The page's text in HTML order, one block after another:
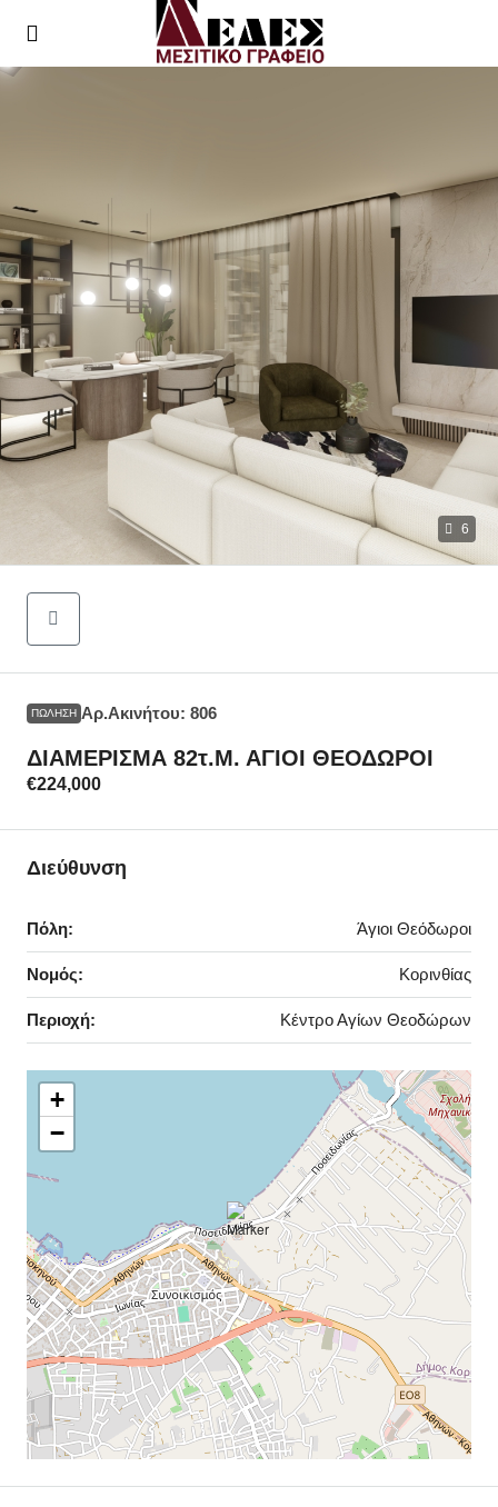
6
ΠΏΛΗΣΗ Αρ.Ακινήτου: 806
ΔΙΑΜΕΡΙΣΜΑ 82τ.μ. ΑΓΙΟΙ ΘΕΟΔΩΡΟΙ
€224,000
Διεύθυνση
Πόλη: Άγιοι Θεόδωροι
Νομός: Κορινθίας
Περιοχή: Κέντρο Αγίων Θεοδώρων
+
−